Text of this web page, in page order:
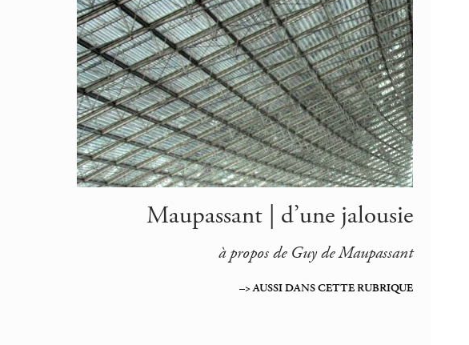
Maupassant | d’une jalousie
à propos de Guy de Maupassant
–> AUSSI DANS CETTE RUBRIQUE